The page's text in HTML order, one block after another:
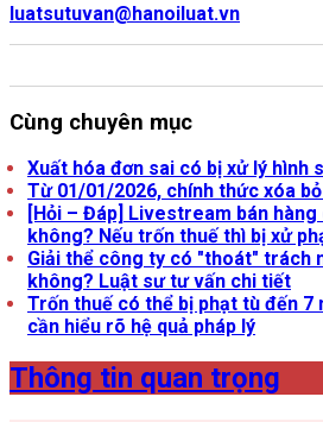
luatsutuvan@hanoiluat.vn
Cùng chuyên mục
Xuất hóa đơn sai có bị xử lý hình
Từ 01/01/2026, chính thức xóa
[Hỏi – Đáp] Livestream bán
không? Nếu trốn thuế thì bị xử
Giải thể công ty có "thoát" trách
không? Luật sư tư vấn chi tiết
Trốn thuế có thể bị phạt tù đến 7
cần hiểu rõ hệ quả pháp lý
Thông tin quan trọng